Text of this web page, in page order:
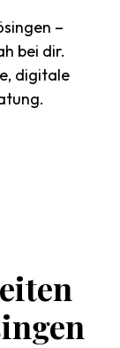
–
bei dir.
digitale